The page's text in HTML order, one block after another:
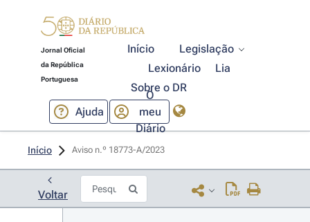
Jornal Oficial
da República
Portuguesa
Início
Legislação
Lexionário
Lia
Sobre o DR
Ajuda
O
meu
Diário
Início Aviso n.º 18773-A/2023
Voltar